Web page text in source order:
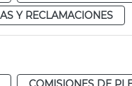
Y RECLAMACIONES